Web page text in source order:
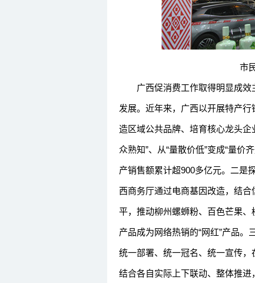
市
广西促消费工作取得明显成效主
发展。近年来，广西以开展特产
造区域公共品牌、培育核心龙头企
众熟知”、从“量散价低”变成“量价
产销售额累计超900多亿元。二是
西商务厅通过电商基因改造，结
平，推动柳州螺蛳粉、百色芒果、
产品成为网络热销的“网红”产品。
统一部署、统一冠名、统一宣传，
结合各自实际上下联动、整体推进